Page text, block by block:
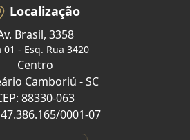
Localização
Brasil, 3358
01 - Esq. Rua 3420
Centro
Camboriú - SC
88330-063
47.386.165/0001-07